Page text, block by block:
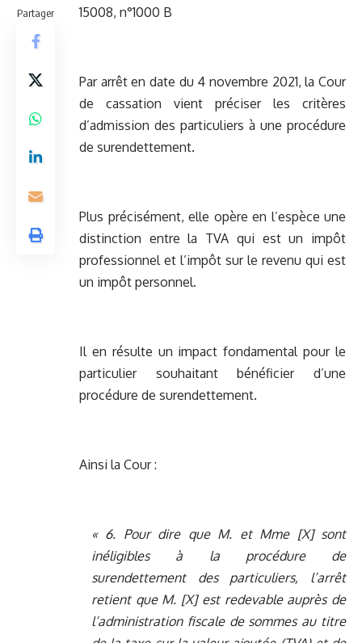
Partager
15008, n°1000 B
Par arrêt en date du 4 novembre 2021, la Cour
de cassation vient préciser les critères
d’admission des particuliers à une procédure
de surendettement.
Plus précisément, elle opère en l’espèce une
distinction entre la TVA qui est un impôt
professionnel et l’impôt sur le revenu qui est
un impôt personnel.
Il en résulte un impact fondamental pour le
particulier souhaitant bénéficier d’une
procédure de surendettement.
Ainsi la Cour :
« 6. Pour dire que M. et Mme [X] sont
inéligibles à la procédure de
surendettement des particuliers, l’arrêt
retient que M. [X] est redevable auprès de
l’administration fiscale de sommes au titre